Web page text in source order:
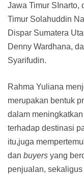
Jawa Timur SInarto,
Timur Solahuddin
Dispar Sumatera
Denny Wardhana,
Syarifudin.
Rahma Yuliana
merupakan bentuk
dalam
terhadap destinasi
itu,juga
dan buyers yang
penjualan,